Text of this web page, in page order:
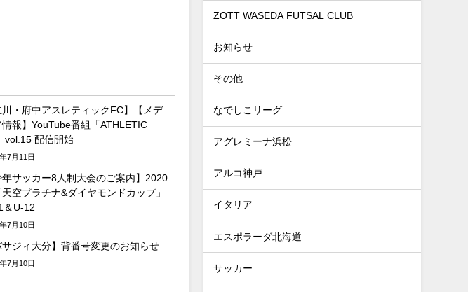
川・府中アスレティックFC】【メデ
情報】YouTube番組「ATHLETIC
vol.15 配信開始
7月11日
年サッカー8人制大会のご案内】2020
空プラチナ&ダイヤモンドカップ」
＆U-12
7月10日
サジィ大分】背番号変更のお知らせ
7月10日
ZOTT WASEDA FUTSAL CLUB
お知らせ
その他
なでしこリーグ
アグレミーナ浜松
アルコ神戸
イタリア
エスポラーダ北海道
サッカー